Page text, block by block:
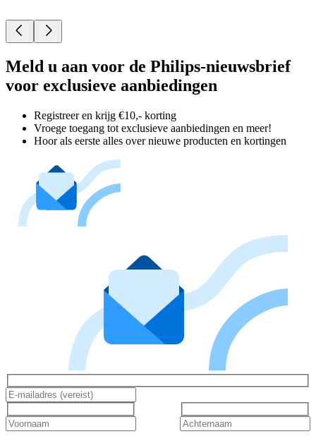
Meld u aan voor de Philips-nieuwsbrief
voor exclusieve aanbiedingen
Registreer en krijg €10,- korting
Vroege toegang tot exclusieve aanbiedingen en meer!
Hoor als eerste alles over nieuwe producten en kortingen